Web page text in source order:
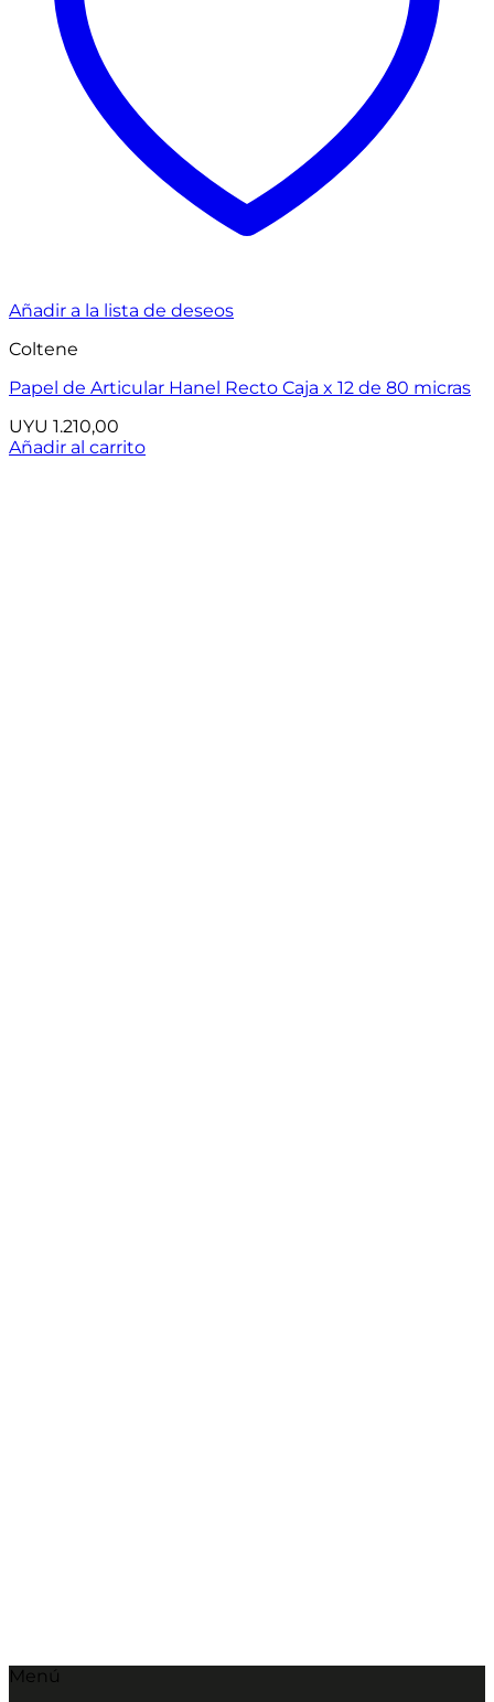
Añadir a la lista de deseos
Coltene
Papel de Articular Hanel Recto Caja x 12 de 80 micras
UYU 1.210,00
Añadir al carrito
Menú